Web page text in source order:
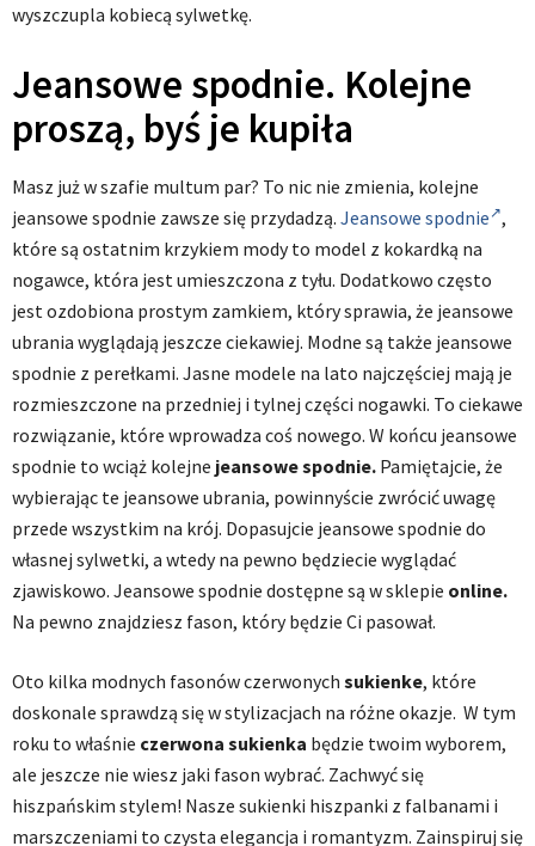
wyszczupla kobiecą sylwetkę.
Jeansowe spodnie. Kolejne
proszą, byś je kupiła
Masz już w szafie multum par? To nic nie zmienia, kolejne
jeansowe spodnie zawsze się przydadzą. Jeansowe spodnie ,
które są ostatnim krzykiem mody to model z kokardką na
nogawce, która jest umieszczona z tyłu. Dodatkowo często
jest ozdobiona prostym zamkiem, który sprawia, że jeansowe
ubrania wyglądają jeszcze ciekawiej. Modne są także jeansowe
spodnie z perełkami. Jasne modele na lato najczęściej mają je
rozmieszczone na przedniej i tylnej części nogawki. To ciekawe
rozwiązanie, które wprowadza coś nowego. W końcu jeansowe
spodnie to wciąż kolejne jeansowe spodnie. Pamiętajcie, że
wybierając te jeansowe ubrania, powinnyście zwrócić uwagę
przede wszystkim na krój. Dopasujcie jeansowe spodnie do
własnej sylwetki, a wtedy na pewno będziecie wyglądać
zjawiskowo. Jeansowe spodnie dostępne są w sklepie online.
Na pewno znajdziesz fason, który będzie Ci pasował.
Oto kilka modnych fasonów czerwonych sukienke, które
doskonale sprawdzą się w stylizacjach na różne okazje. W tym
roku to właśnie czerwona sukienka będzie twoim wyborem,
ale jeszcze nie wiesz jaki fason wybrać. Zachwyć się
hiszpańskim stylem! Nasze sukienki hiszpanki z falbanami i
marszczeniami to czysta elegancja i romantyzm. Zainspiruj się